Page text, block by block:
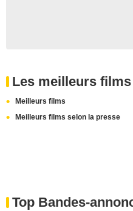
Les meilleurs
Meilleurs films
Meilleurs films selon la presse
Top Bandes-